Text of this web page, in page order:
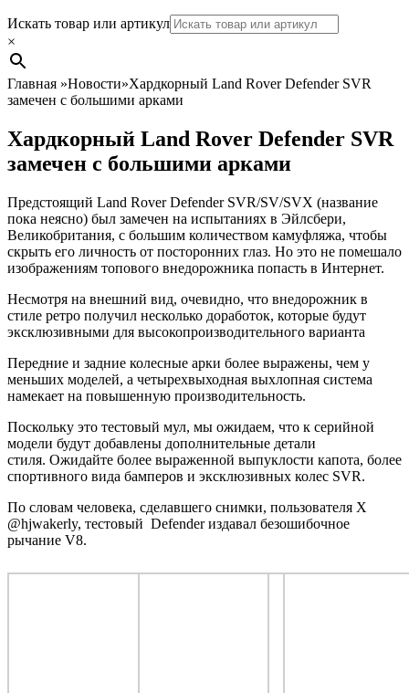
Search
Искать товар или артикул
×
Главная »Новости»Хардкорный Land Rover Defender SVR
замечен с большими арками
Хардкорный Land Rover Defender SVR
замечен с большими арками
Предстоящий Land Rover DefenderSVR/SV/SVX (название
пока неясно) был замечен на испытаниях в Эйлсбери,
Великобритания, с большим количеством камуфляжа, чтобы
скрыть его личность от посторонних глаз. Но это не помешало
изображениям топового внедорожника попасть в Интернет.
Несмотря на внешний вид, очевидно, что внедорожник в
стиле ретро получил несколько доработок, которые будут
эксклюзивными для высокопроизводительного варианта
Передние и задние колесные арки более выражены, чем у
меньших моделей, а четырехвыходная выхлопная система
намекает на повышенную производительность.
Поскольку это тестовый мул, мы ожидаем, что к серийной
модели будут добавлены дополнительные детали
стиля. Ожидайте более выраженной выпуклости капота, более
спортивного вида бамперов и эксклюзивных колес SVR.
По словам человека, сделавшего снимки, пользователя X
@hjwakerly, тестовый Defender издавал безошибочное
рычание V8.